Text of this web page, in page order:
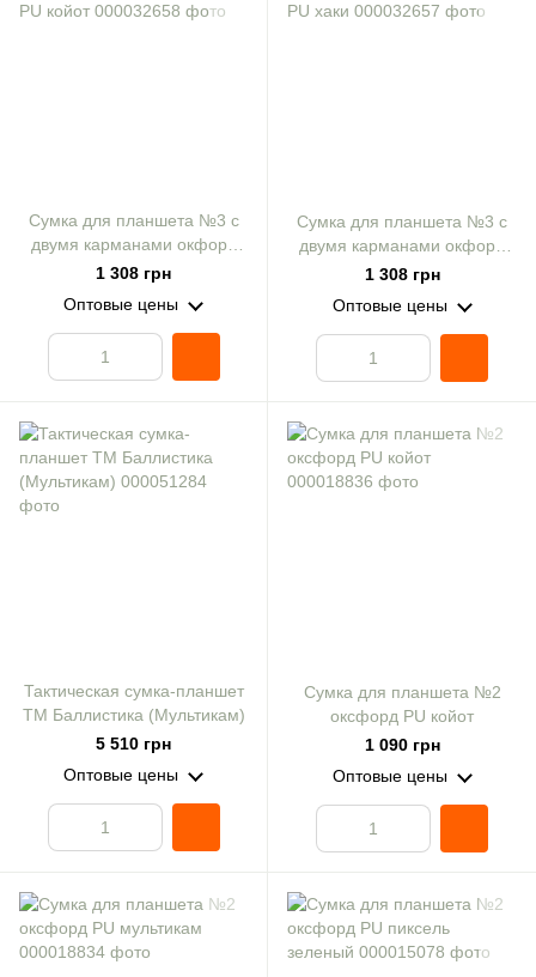
Сумка для планшета №3 с
двумя карманами окфорд
PU койот
1 308 грн
Оптовые цены
Сумка для планшета №3 с
двумя карманами окфорд
PU хаки
1 308 грн
Оптовые цены
Тактическая сумка-планшет
ТМ Баллистика (Мультикам)
5 510 грн
Оптовые цены
Сумка для планшета №2
оксфорд PU койот
1 090 грн
Оптовые цены